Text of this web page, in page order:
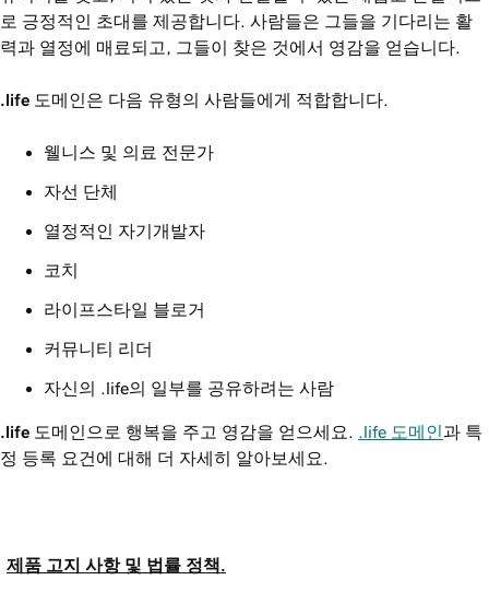
로 긍정적인 초대를 제공합니다. 사람들은 그들을 기다리는 활
력과 열정에 매료되고, 그들이 찾은 것에서 영감을 얻습니다.
.life 도메인은 다음 유형의 사람들에게 적합합니다.
웰니스 및 의료 전문가
자선 단체
열정적인 자기개발자
코치
라이프스타일 블로거
커뮤니티 리더
자신의 .life의 일부를 공유하려는 사람
.life 도메인으로 행복을 주고 영감을 얻으세요. .life 도메인 과 특
정 등록 요건에 대해 더 자세히 알아보세요.
제품 고지 사항 및 법률 정책.